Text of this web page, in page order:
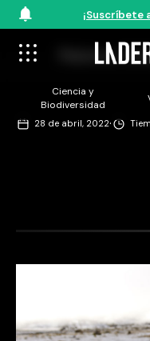
¡Suscríbete
Ciencia y
Biodiversidad
Palomo.
28 de abril, 2022·